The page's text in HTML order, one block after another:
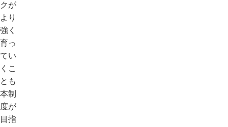
クが
より
強く
育っ
てい
くこ
とも
本制
度が
目指